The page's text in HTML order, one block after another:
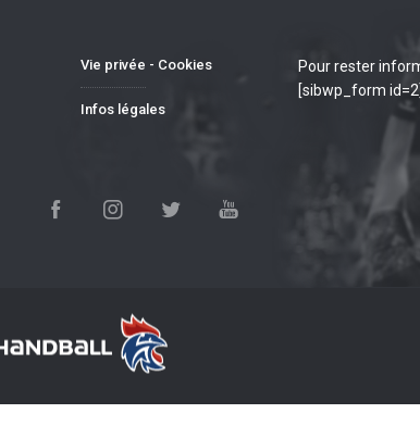
Vie privée - Cookies
Infos légales
Pour rester
[sibwp_form id=2]